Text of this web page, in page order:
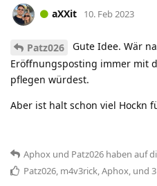
aXXit 10. Feb 2023
Patz026
Gute Idee. Wär
Eröffnungsposting immer mit
pflegen würdest.
Aber ist halt schon viel Hockn
Aphox und Patz026 haben auf
Patz026 m4v3rick Aphox , und 3